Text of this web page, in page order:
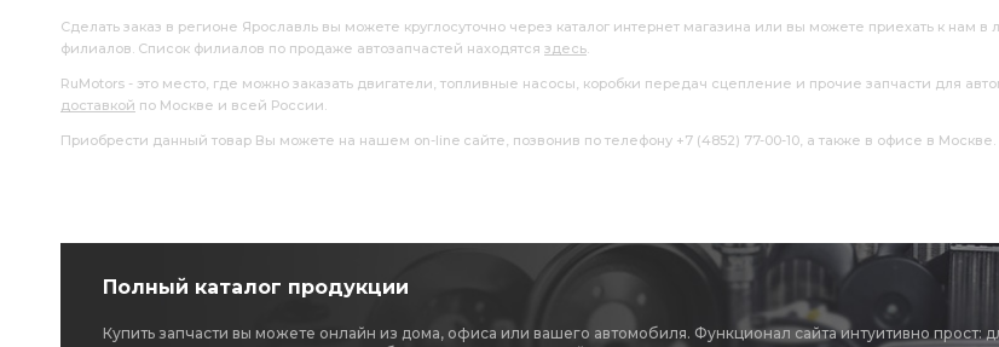
Сделать заказ в регионе Ярославль вы можете круглосуточно через каталог интернет магазина или вы можете приехать к нам
филиалов. Список филиалов по продаже автозапчастей находятся здесь.
RuMotors - это место, где можно заказать двигатели, топливные насосы, коробки передач сцепление и прочие запчасти для
доставкой по Москве и всей России.
Приобрести данный товар Вы можете на нашем on-line сайте, позвонив по телефону +7 (4852) 77-00-10, а также в офисе в Москве.
Полный каталог продукции
Купить запчасти вы можете онлайн из дома, офиса или вашего автомобиля. Функционал сайта интуитивно прост: